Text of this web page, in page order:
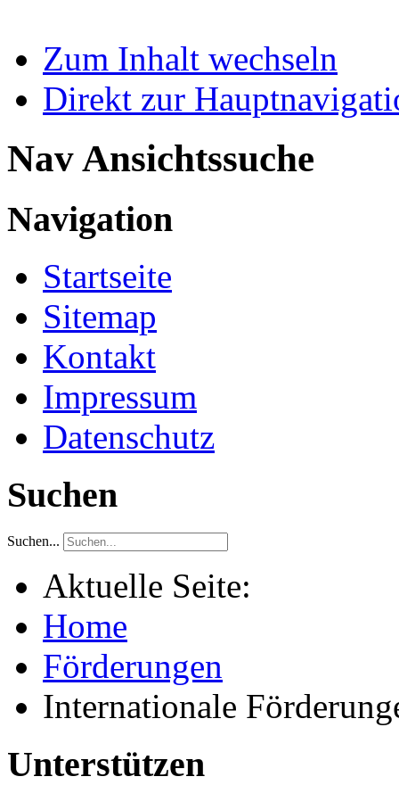
Zum Inhalt wechseln
Direkt zur
Nav Ansichtssuche
Navigation
Startseite
Sitemap
Kontakt
Impressum
Datenschutz
Suchen
Suchen...
Aktuelle Seite:
Home
Förderungen
Internationale
Unterstützen